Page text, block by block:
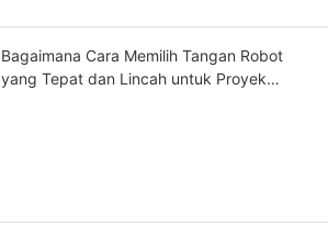
Bagaimana Cara Memilih Tangan Robot
yang Tepat dan Lincah untuk Proyek